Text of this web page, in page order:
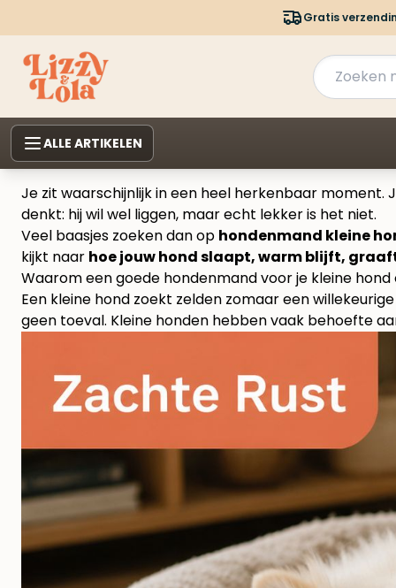
Gratis
ALLE ARTIKELEN
Je zit waarschijnlijk in een heel herkenbaar moment.
denkt: hij wil wel liggen, maar echt lekker is het niet.
Veel baasjes zoeken dan op hondenmand kleine
kijkt naar hoe jouw hond slaapt, warm blijft,
Waarom een goede hondenmand voor je kleine hond
Een kleine hond zoekt zelden zomaar een
geen toeval. Kleine honden hebben vaak behoefte